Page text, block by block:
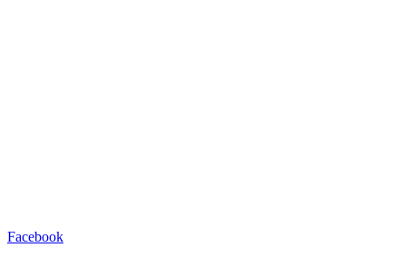
Facebook